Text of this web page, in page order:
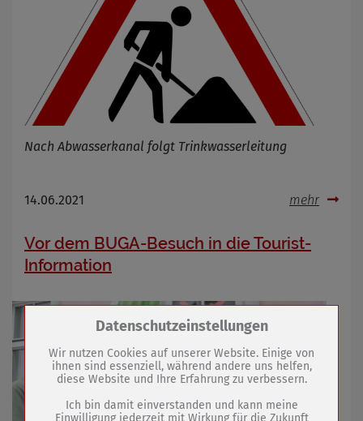
Nach Abwasserkanal folgt Trinkwasserleitung
14.06.2021 mehr
Vor dem BUGA-Besuch in die Tourist-
Information
Zum Betrieb der Seite notwendige Cookies /
Name
PHP Session Cookie
Anbieter
Eigentümer dieser Website (Wenko-
Wenselaar GmbH & Co. KG)
Datenschutzeinstellungen
Wir nutzen Cookies auf unserer Website. Einige von
ihnen sind essenziell, während andere uns helfen,
diese Website und Ihre Erfahrung zu verbessern.
Ich bin damit einverstanden und kann meine
Einwilligung jederzeit mit Wirkung für die Zukunft